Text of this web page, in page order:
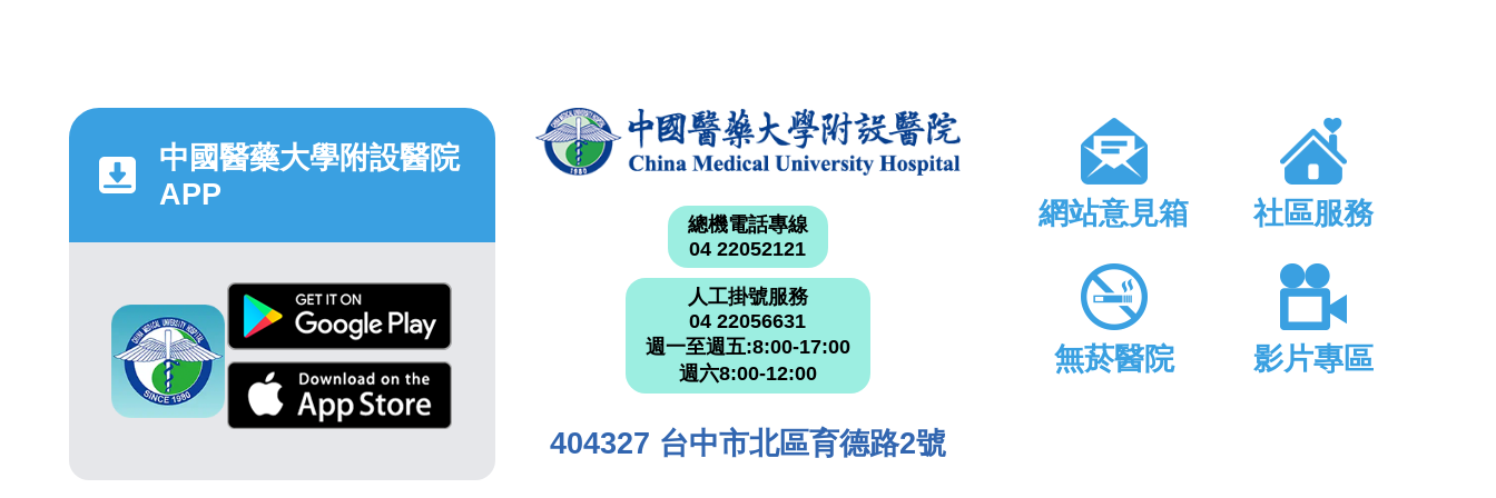
中國醫藥大學附設醫院
APP
總機電話專線
04 22052121
人工掛號服務
04 22056631
週一至週五:8:00-17:00
週六8:00-12:00
404327 台中市北區育德路2號
網站意見箱 社區服務
無菸醫院 影片專區